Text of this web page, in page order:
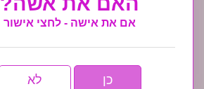
אם את אישה - לחצי אישור
כן לא